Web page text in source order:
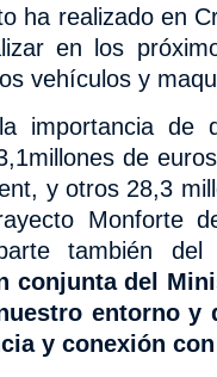
ha realizado en
en los
vehículos y
importancia
de
y otros 28,3
Monforte
también del
conjunta del
entorno
y conexión